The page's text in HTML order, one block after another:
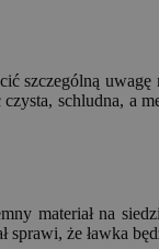
szczególną uwagę
schludna, a
materiał na
że ławka